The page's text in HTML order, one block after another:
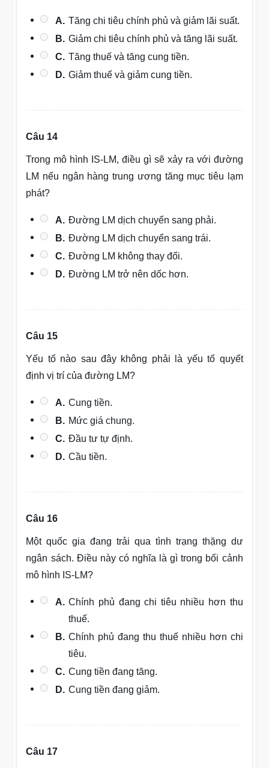
A. Tăng chi tiêu chính phủ và giảm lãi suất.
B. Giảm chi tiêu chính phủ và tăng lãi suất.
C. Tăng thuế và tăng cung tiền.
D. Giảm thuế và giảm cung tiền.
Câu 14
Trong mô hình IS-LM, điều gì sẽ xảy ra với đường
LM nếu ngân hàng trung ương tăng mục tiêu lạm
phát?
A. Đường LM dịch chuyển sang phải.
B. Đường LM dịch chuyển sang trái.
C. Đường LM không thay đổi.
D. Đường LM trở nên dốc hơn.
Câu 15
Yếu tố nào sau đây không phải là yếu tố quyết
định vị trí của đường LM?
A. Cung tiền.
B. Mức giá chung.
C. Đầu tư tự định.
D. Cầu tiền.
Câu 16
Một quốc gia đang trải qua tình trạng thặng dư
ngân sách. Điều này có nghĩa là gì trong bối cảnh
mô hình IS-LM?
A. Chính phủ đang chi tiêu nhiều hơn thu
thuế.
B. Chính phủ đang thu thuế nhiều hơn chi
tiêu.
C. Cung tiền đang tăng.
D. Cung tiền đang giảm.
Câu 17